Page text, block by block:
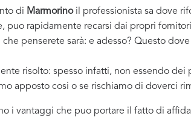
di Marmorinoil professionista sa dove
puo rapidamente recarsi dai propri
penserete sarà: e adesso? Questo
risolto: spesso infatti, non essendo
apposto cosi o se rischiamo di doverci
i vantaggi che puo portare il fatto di